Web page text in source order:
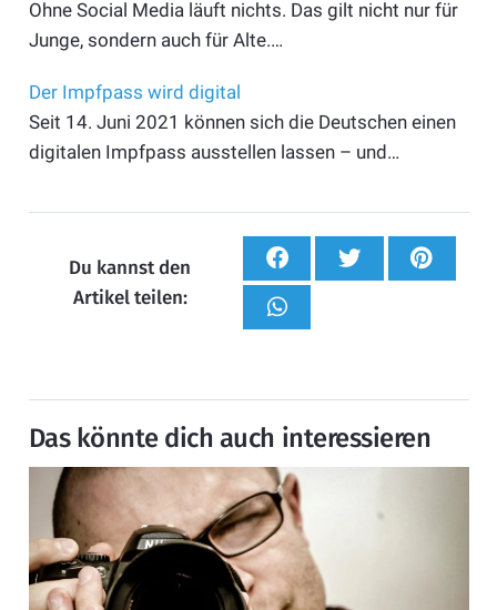
Ohne Social Media läuft nichts. Das gilt nicht nur für
Junge, sondern auch für Alte.…
Der Impfpass wird digital
Seit 14. Juni 2021 können sich die Deutschen einen
digitalen Impfpass ausstellen lassen – und…
Du kannst den
Artikel teilen:
Das könnte dich auch interessieren